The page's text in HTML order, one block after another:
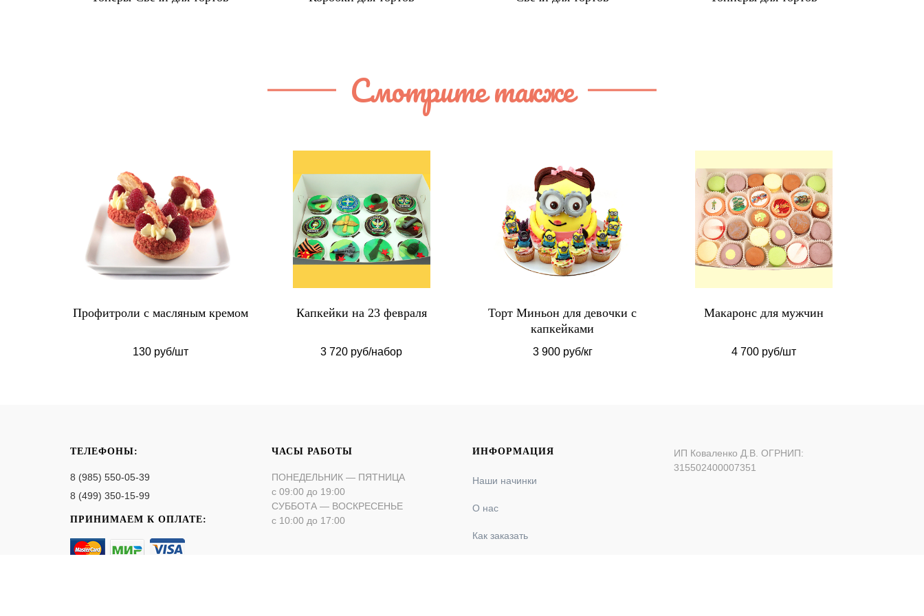
Смотрите также
Капкейки на 23 февраля
3 720 руб/набор
Торт Миньон для девочки с
3 900 руб/кг
Макаронс для мужчин
4 700 руб/шт
Макаронс на 23 февраля
1 730 руб/набор
ТЕЛЕФОНЫ:
8 (985) 550-05-39
8 (499) 350-15-99
ПРИНИМАЕМ К ОПЛАТЕ:
ЧАСЫ РАБОТЫ
ПОНЕДЕЛЬНИК — ПЯТНИЦА
с 09:00 до 19:00
СУББОТА — ВОСКРЕСЕНЬЕ
с 10:00 до 17:00
ИНФОРМАЦИЯ
Наши начинки
О нас
Как заказать
ИП Коваленко Д.В. ОГРНИП:
315502400007351